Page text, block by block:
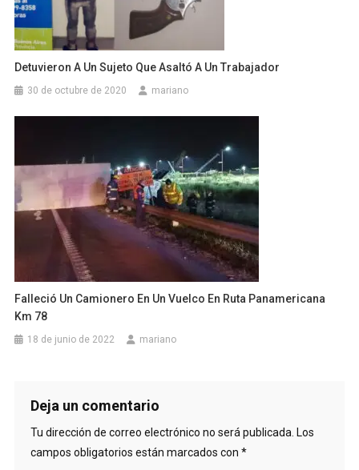
Detuvieron A Un Sujeto Que Asaltó A Un Trabajador
30 de octubre de 2020 mariano
Falleció Un Camionero En Un Vuelco En Ruta Panamericana
Km 78
18 de junio de 2022 mariano
Deja un comentario
Tu dirección de correo electrónico no será publicada. Los
campos obligatorios están marcados con *